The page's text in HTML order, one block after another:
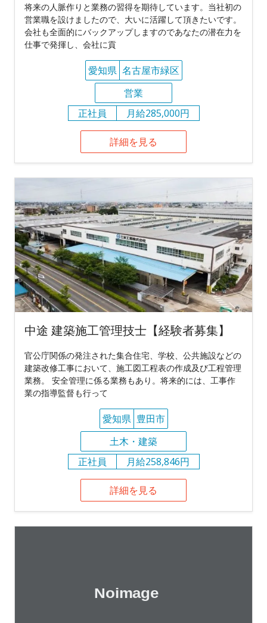
将来の人脈作りと業務の習得を期待しています。当社初の
営業職を設けましたので、大いに活躍して頂きたいです。
会社も全面的にバックアップしますのであなたの潜在力を
仕事で発揮し、会社に貢
愛知県 名古屋市緑区
営業
正社員
月給285,000円
詳細を見る
中途 建築施工管理技士【経験者募集】
官公庁関係の発注された集合住宅、学校、公共施設などの
建築改修工事において、施工図工程表の作成及び工程管理
業務。 安全管理に係る業務もあり。将来的には、工事作
業の指導監督も行って
愛知県 豊田市
土木・建築
正社員
月給258,846円
詳細を見る